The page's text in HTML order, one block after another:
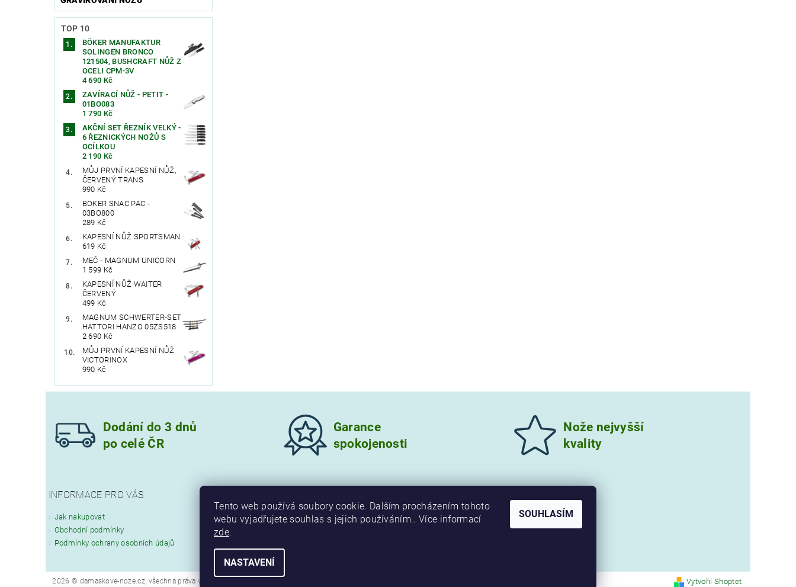
TOP 10
BÖKER MANUFAKTUR
SOLINGEN BRONCO
121504, BUSHCRAFT NŮŽ Z
OCELI CPM-3V
4 690 Kč
ZAVÍRACÍ NŮŽ - PETIT -
01BO083
1 790 Kč
AKČNÍ SET ŘEZNÍK VELKÝ -
6 ŘEZNICKÝCH NOŽŮ S
OCÍLKOU
2 190 Kč
MŮJ PRVNÍ KAPESNÍ NŮŽ,
ČERVENÝ TRANS
990 Kč
BOKER SNAC PAC -
03BO800
289 Kč
KAPESNÍ NŮŽ SPORTSMAN
619 Kč
MEČ - MAGNUM UNICORN
1 599 Kč
KAPESNÍ NŮŽ WAITER
ČERVENÝ
499 Kč
MAGNUM SCHWERTER-SET
HATTORI HANZO 05ZS518
2 690 Kč
MŮJ PRVNÍ KAPESNÍ NŮŽ
VICTORINOX
990 Kč
Dodání do 3 dnů
po celé ČR
Garance
spokojenosti
Nože nejvyšší
kvality
INFORMACE PRO VÁS
Jak nakupovat
Obchodní podmínky
Podmínky ochrany osobních údajů
2026 © damaskove-noze.cz, všechna práva vyhrazena Vytvořil Shoptet
Tento web používá soubory cookie. Dalším procházením tohoto
webu vyjadřujete souhlas s jejich používáním.. Více informací
zde.
NASTAVENÍ
SOUHLASÍM